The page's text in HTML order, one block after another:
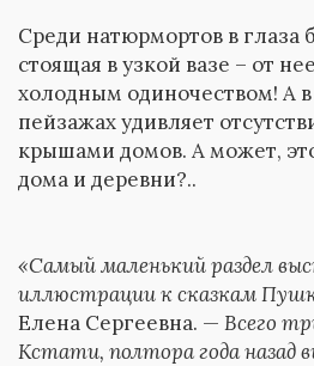
Среди натюрмортов в глаза
стоящая в узкой вазе – от
холодным одиночеством! А
пейзажах удивляет
крышами домов. А может,
дома и деревни?..
«Самый маленький раздел
иллюстрации к сказкам
Елена Сергеевна. — Всего
Кстати, полтора года назад